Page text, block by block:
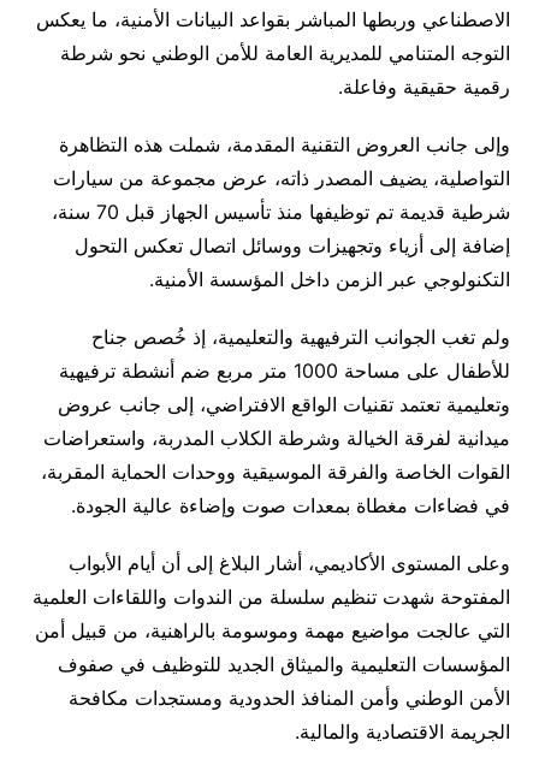
الاصطناعي وربطها المباشر بقواعد البيانات الأمنية، ما يعكس
التوجه المتنامي للمديرية العامة للأمن الوطني نحو شرطة
رقمية حقيقية وفاعلة.
وإلى جانب العروض التقنية المقدمة، شملت هذه التظاهرة
التواصلية، يضيف المصدر ذاته، عرض مجموعة من سيارات
شرطية قديمة تم توظيفها منذ تأسيس الجهاز قبل 70 سنة،
إضافة إلى أزياء وتجهيزات ووسائل اتصال تعكس التحول
التكنولوجي عبر الزمن داخل المؤسسة الأمنية.
ولم تغب الجوانب الترفيهية والتعليمية، إذ خُصص جناح
للأطفال على مساحة 1000 متر مربع ضم أنشطة ترفيهية
وتعليمية تعتمد تقنيات الواقع الافتراضي، إلى جانب عروض
ميدانية لفرقة الخيالة وشرطة الكلاب المدربة، واستعراضات
القوات الخاصة والفرقة الموسيقية ووحدات الحماية المقربة،
في فضاءات مغطاة بمعدات صوت وإضاءة عالية الجودة.
وعلى المستوى الأكاديمي، أشار البلاغ إلى أن أيام الأبواب
المفتوحة شهدت تنظيم سلسلة من الندوات واللقاءات العلمية
التي عالجت مواضيع مهمة وموسومة بالراهنية، من قبيل أمن
المؤسسات التعليمية والميثاق الجديد للتوظيف في صفوف
الأمن الوطني وأمن المنافذ الحدودية ومستجدات مكافحة
الجريمة الاقتصادية والمالية.